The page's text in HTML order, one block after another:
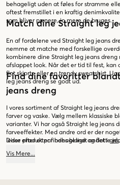
behageligt uden at føles for stramme
oftest fremstillet i en kraftig
som bliver pænere, jo mere de bruges.
Match dine Straight leg
En af fordelene ved Straight leg jeans
nemme at matche med forskellige
kombinere dine Straight leg jeans
afslappet look. Når det er tid til fest, kan
flot skjorte eller en trendy sweatshirt.
leg jeans dreng se godt ud.
Find dine favoritter
jeans dreng
I vores sortiment af Straight leg jeans
farver og vaske. Vælg mellem klassiske
varianter. Vi har også Straight leg jeans
farveeffekter. Med andre ord er der
leder efter et par behagelige og flotte
garanteret dine nye yndlingsjeans.
Disse produkter findes blandt andet igrå
Vis Mere...